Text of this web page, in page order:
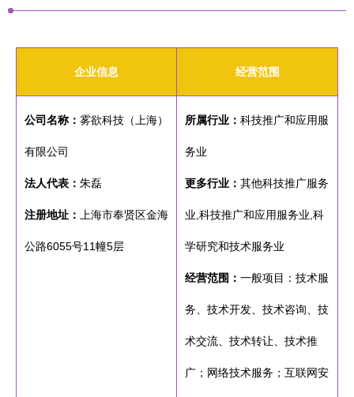
企业信息 经营范围
公司名称： 雾欲科技（上海）
有限公司
法人代表： 朱磊
注册地址： 上海市奉贤区金海
公路6055号11幢5层
所属行业： 科技推广和应用服
务业
更多行业： 其他科技推广服务
业,科技推广和应用服务业,科
学研究和技术服务业
经营范围： 一般项目：技术服
务、技术开发、技术咨询、技
术交流、技术转让、技术推
广；网络技术服务；互联网安